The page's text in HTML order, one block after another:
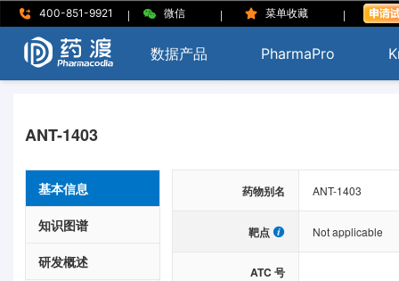
400-851-9921 | 微信 | 菜单收藏 |
数据产品 PharmaPro
ANT-1403
基本信息
知识图谱
研发概述
药物别名 ANT-1403
靶点 Not applicable
ATC 号